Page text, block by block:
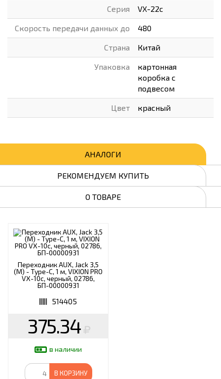
Серия VX-22c
Скорость передачи данных до 480
Страна Китай
Упаковка
картонная
коробка с
подвесом
Цвет красный
АНАЛОГИ
РЕКОМЕНДУЕМ КУПИТЬ
О ТОВАРЕ
Переходник AUX, Jack 3,5
(M) - Type-C, 1 м, VIXION PRO
VX-10c, черный, 02786,
БП-00000931
514405
375.34
в наличии
В КОРЗИНУ